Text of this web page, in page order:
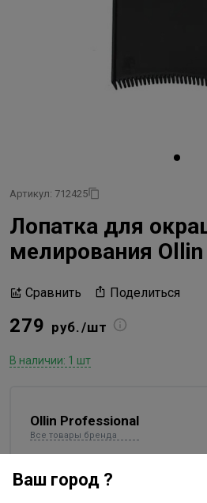
Артикул: 712425
Лопатка для
мелирования
Сравнить Поделиться
279 руб./шт
В наличии: 1 шт
Ollin Professional
Все товары бренда
Россия - страна производства
Ваш город ?